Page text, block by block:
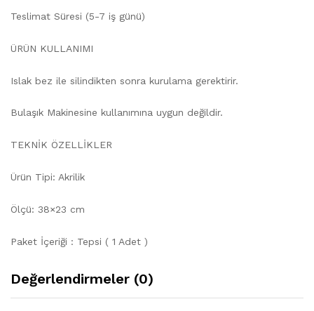
Teslimat Süresi (5-7 iş günü)
ÜRÜN KULLANIMI
Islak bez ile silindikten sonra kurulama gerektirir.
Bulaşık Makinesine kullanımına uygun değildir.
TEKNİK ÖZELLİKLER
Ürün Tipi: Akrilik
Ölçü: 38×23 cm
Paket İçeriği : Tepsi ( 1 Adet )
Değerlendirmeler (0)